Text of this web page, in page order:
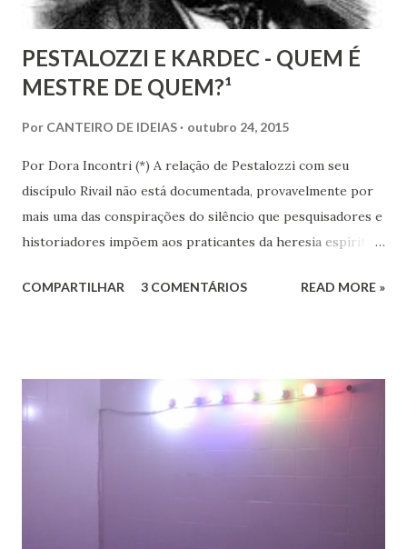
PESTALOZZI E KARDEC - QUEM É
MESTRE DE QUEM?¹
Por CANTEIRO DE IDEIAS outubro 24, 2015
Por Dora Incontri (*) A relação de Pestalozzi com seu
discípulo Rivail não está documentada, provavelmente por
mais uma das conspirações do silêncio que pesquisadores e
historiadores impõem aos praticantes da heresia espírita
de Pestalozzi a amigos, familiares, discípulos, reis,
Pestalozzi a Rivail ou vice-versa. Pestalozzi sonhava
implantar seu método na França, a ponto de ter tido uma
entrevista com o próprio Napoleão Bonaparte, que aliás se
COMPARTILHAR 3 COMENTÁRIOS READ MORE »